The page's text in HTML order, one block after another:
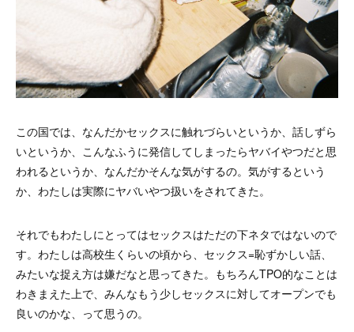
この国では、なんだかセックスに触れづらいというか、話しずら
いというか、こんなふうに発信してしまったらヤバイやつだと思
われるというか、なんだかそんな気がするの。気がするという
か、わたしは実際にヤバいやつ扱いをされてきた。
それでもわたしにとってはセックスはただの下ネタではないので
す。わたしは高校生くらいの頃から、セックス=恥ずかしい話、
みたいな捉え方は嫌だなと思ってきた。もちろんTPO的なことは
わきまえた上で、みんなもう少しセックスに対してオープンでも
良いのかな、って思うの。